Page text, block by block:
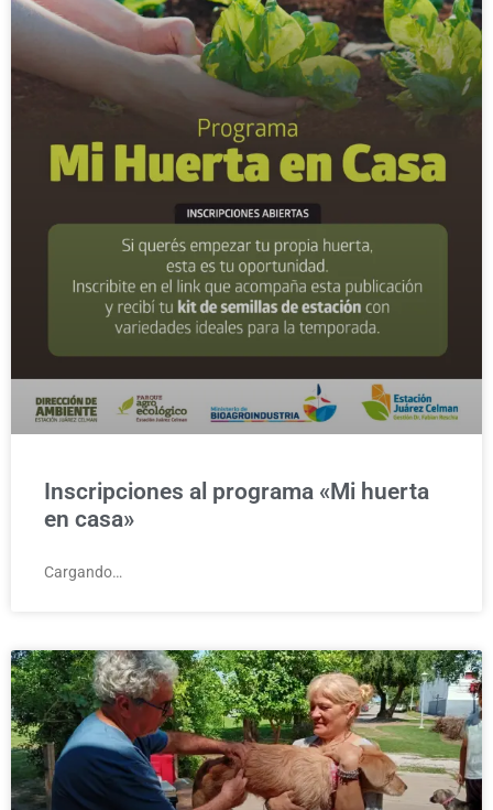
Inscripciones al programa «Mi huerta
en casa»
Cargando…